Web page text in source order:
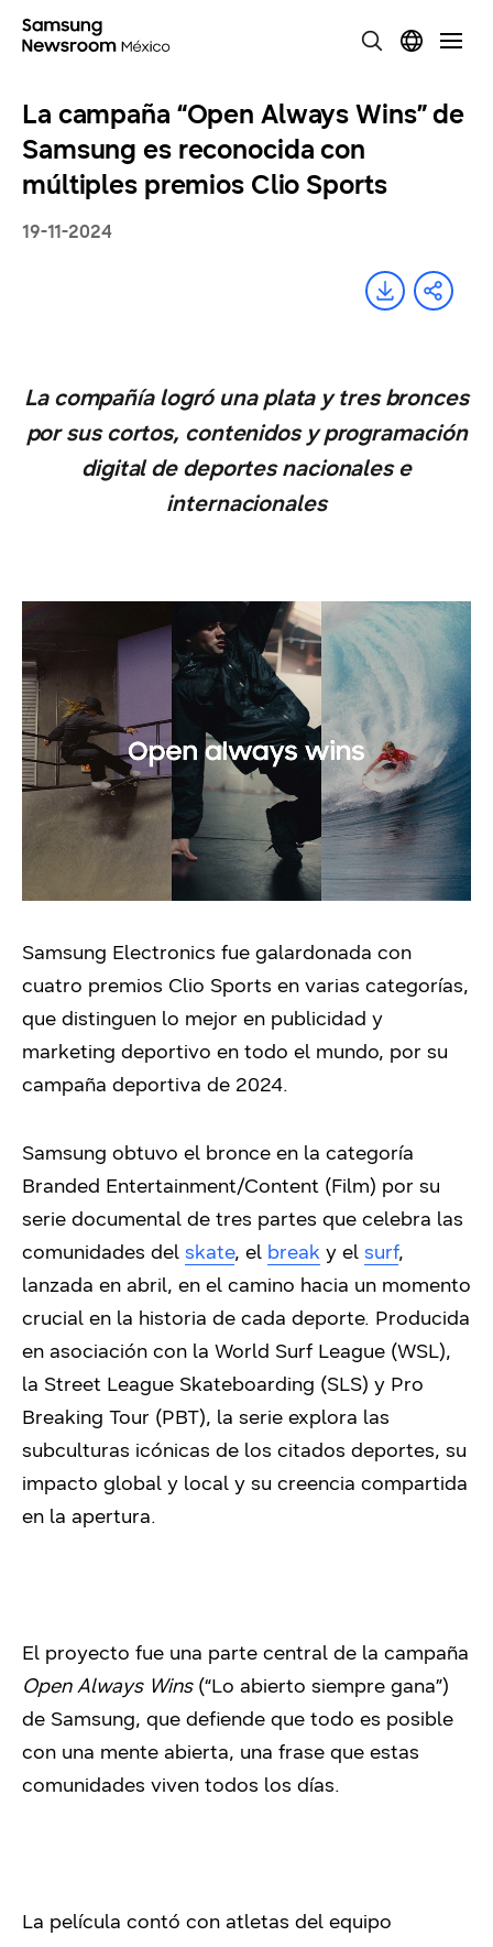
La campaña “Open Always Wins” de
Samsung es reconocida con
múltiples premios Clio Sports
19-11-2024
La compañía logró una plata y tres bronces
por sus cortos, contenidos y programación
digital de deportes nacionales e
internacionales
Samsung Electronics fue galardonada con
cuatro premios Clio Sports en varias categorías,
que distinguen lo mejor en publicidad y
marketing deportivo en todo el mundo, por su
campaña deportiva de 2024.
Samsung obtuvo el bronce en la categoría
Branded Entertainment/Content (Film) por su
serie documental de tres partes que celebra las
comunidades del skate, el break y el surf,
lanzada en abril, en el camino hacia un momento
crucial en la historia de cada deporte. Producida
en asociación con la World Surf League (WSL),
la Street League Skateboarding (SLS) y Pro
Breaking Tour (PBT), la serie explora las
subculturas icónicas de los citados deportes, su
impacto global y local y su creencia compartida
en la apertura.
El proyecto fue una parte central de la campaña
Open Always Wins(“Lo abierto siempre gana”)
de Samsung, que defiende que todo es posible
con una mente abierta, una frase que estas
comunidades viven todos los días.
La película contó con atletas del equipo